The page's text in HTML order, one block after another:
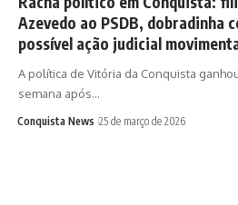
Azevedo ao PSDB, dobradinha
possível ação judicial
A política de Vitória da Conquista
semana após…
Conquista News 25 de março de 2026